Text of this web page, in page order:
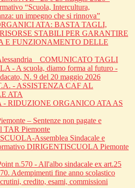
“Scuola, Intercultura,
un impegno che si rinnova”
ATA: BASTA TAGLI,
STABILI PER GARANTIRE
E FUNZIONAMENTO DELLE
_ COMUNICATO TAGLI
- A scuola, diamo forma al futuro -
N. 9 del 20 maggio 2026
- ASSISTENZA CAF AL
ATA
- RIDUZIONE ORGANICO ATA AS
– Sentenze non pagate e
TAR Piemonte
Assemblea Sindacale e
DIRIGENTISCUOLA Piemonte
n.570 - All'albo sindacale ex art.25
Adempimenti fine anno scolastico
credito, esami, commissioni